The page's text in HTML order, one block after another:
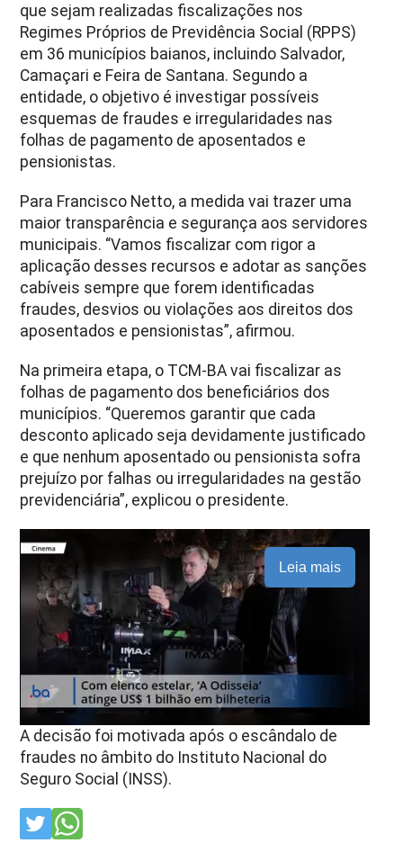
que sejam realizadas fiscalizações nos
Regimes Próprios de Previdência Social (RPPS)
em 36 municípios baianos, incluindo Salvador,
Camaçari e Feira de Santana. Segundo a
entidade, o objetivo é investigar possíveis
esquemas de fraudes e irregularidades nas
folhas de pagamento de aposentados e
pensionistas.
Para Francisco Netto, a medida vai trazer uma
maior transparência e segurança aos servidores
municipais. “Vamos fiscalizar com rigor a
aplicação desses recursos e adotar as sanções
cabíveis sempre que forem identificadas
fraudes, desvios ou violações aos direitos dos
aposentados e pensionistas”, afirmou.
Na primeira etapa, o TCM-BA vai fiscalizar as
folhas de pagamento dos beneficiários dos
municípios. “Queremos garantir que cada
desconto aplicado seja devidamente justificado
e que nenhum aposentado ou pensionista sofra
prejuízo por falhas ou irregularidades na gestão
previdenciária”, explicou o presidente.
Leia mais
A decisão foi motivada após o escândalo de
fraudes no âmbito do Instituto Nacional do
Seguro Social (INSS).